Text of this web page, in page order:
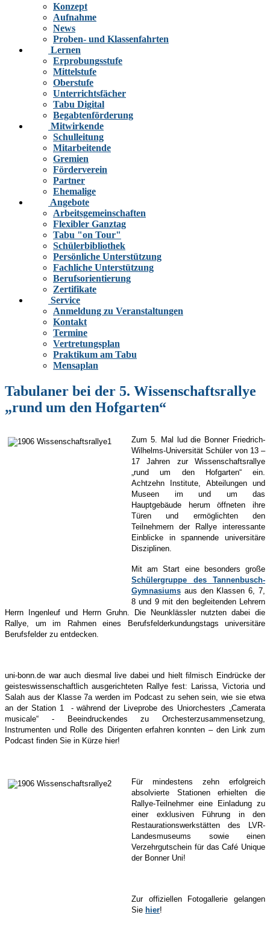
Konzept
Aufnahme
News
Proben- und Klassenfahrten
Lernen
Erprobungsstufe
Mittelstufe
Oberstufe
Unterrichtsfächer
Tabu Digital
Begabtenförderung
Mitwirkende
Schulleitung
Mitarbeitende
Gremien
Förderverein
Partner
Ehemalige
Angebote
Arbeitsgemeinschaften
Flexibler Ganztag
Tabu "on Tour"
Schülerbibliothek
Persönliche Unterstützung
Fachliche Unterstützung
Berufsorientierung
Zertifikate
Service
Anmeldung zu Veranstaltungen
Kontakt
Termine
Vertretungsplan
Praktikum am Tabu
Mensaplan
Tabulaner bei der 5. Wissenschaftsrallye
„rund um den Hofgarten“
Zum 5. Mal lud die Bonner Friedrich-
Wilhelms-Universität Schüler von 13 –
17 Jahren zur Wissenschaftsrallye
„rund um den Hofgarten“ ein.
Achtzehn Institute, Abteilungen und
Museen im und um das
Hauptgebäude herum öffneten ihre
Türen und ermöglichten den
Teilnehmern der Rallye interessante
Einblicke in spannende universitäre
Disziplinen.
Mit am Start eine besonders große
Schülergruppe des Tannenbusch-
Gymnasiums aus den Klassen 6, 7,
8 und 9 mit den begleitenden Lehrern
Herrn Ingenleuf und Herrn Gruhn. Die Neunklässler nutzten dabei die
Rallye, um im Rahmen eines Berufsfelderkundungstags universitäre
Berufsfelder zu entdecken.
uni-bonn.de war auch diesmal live dabei und hielt filmisch Eindrücke der
geisteswissenschaftlich ausgerichteten Rallye fest: Larissa, Victoria und
Salah aus der Klasse 7a werden im Podcast zu sehen sein, wie sie etwa
an der Station 1 - während der Liveprobe des Uniorchesters „Camerata
musicale“ - Beeindruckendes zu Orchesterzusammensetzung,
Instrumenten und Rolle des Dirigenten erfahren konnten – den Link zum
Podcast finden Sie in Kürze hier!
Für mindestens zehn erfolgreich
absolvierte Stationen erhielten die
Rallye-Teilnehmer eine Einladung zu
einer exklusiven Führung in den
Restaurationswerkstätten des LVR-
Landesmuseums sowie einen
Verzehrgutschein für das Café Unique
der Bonner Uni!
Zur offiziellen Fotogallerie gelangen
Sie hier!